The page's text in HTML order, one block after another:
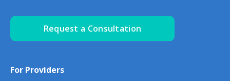
Request a Consultation
For Providers